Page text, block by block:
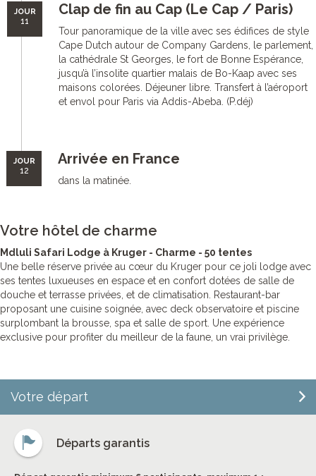
JOUR
11
Clap de fin au Cap (Le Cap / Paris)
Tour panoramique de la ville avec ses édifices de style
Cape Dutch autour de Company Gardens, le parlement,
la cathédrale St Georges, le fort de Bonne Espérance,
jusqu’à l’insolite quartier malais de Bo-Kaap avec ses
maisons colorées. Déjeuner libre. Transfert à l’aéroport
et envol pour Paris via Addis-Abeba. (P.déj)
JOUR
12
Arrivée en France
dans la matinée.
Votre hôtel de charme
Mdluli Safari Lodge à Kruger - Charme - 50 tentes
Une belle réserve privée au cœur du Kruger pour ce joli lodge avec
ses tentes luxueuses en espace et en confort dotées de salle de
douche et terrasse privées, et de climatisation. Restaurant-bar
proposant une cuisine soignée, avec deck observatoire et piscine
surplombant la brousse, spa et salle de sport. Une expérience
exclusive pour profiter du meilleur de la faune, un vrai privilège.
Votre départ
Départs garantis